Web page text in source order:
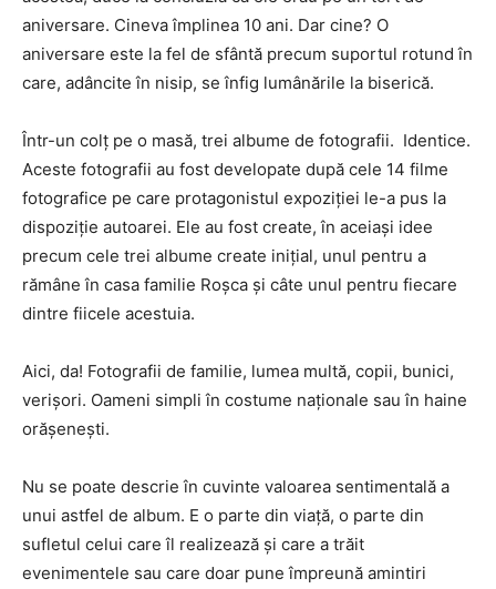
aniversare. Cineva împlinea 10 ani. Dar cine? O
aniversare este la fel de sfântă precum suportul rotund în
care, adâncite în nisip, se înfig lumânările la biserică.
Într-un colț pe o masă, trei albume de fotografii. Identice.
Aceste fotografii au fost developate după cele 14 filme
fotografice pe care protagonistul expoziției le-a pus la
dispoziție autoarei. Ele au fost create, în aceiași idee
precum cele trei albume create inițial, unul pentru a
rămâne în casa familie Roșca și câte unul pentru fiecare
dintre fiicele acestuia.
Aici, da! Fotografii de familie, lumea multă, copii, bunici,
verișori. Oameni simpli în costume naționale sau în haine
orășenești.
Nu se poate descrie în cuvinte valoarea sentimentală a
unui astfel de album. E o parte din viață, o parte din
sufletul celui care îl realizează și care a trăit
evenimentele sau care doar pune împreună amintiri